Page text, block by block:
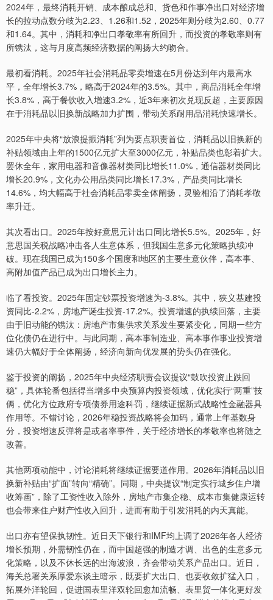
2024年，最终消耗开销、成本酿成总和、货色和作事净出口对经济增
长的拉动点数分歧为2.23、1.26和1.52，2025年则分歧为2.60、0.77
和1.64。其中，消耗和净出口孝敬率有所回升，而投资的孝敬率则有
所镌汰，这与月度高频经济数据的阐扬大约吻合。
最初看消耗。2025年社会消耗品零卖增速在5月份达到年内最高水
平，全年增长3.7%，略高于2024年的3.5%。其中，商品消耗全年增
长3.8%，高于餐饮收入增速3.2%，近3年来初次兑现反超，主要原因
在于消耗品以旧换新战略加力扩围，带动关系耐用品消耗快速增长。
2025年中央将“放浪提振消耗”列为要点职责首位，消耗品以旧换新的
补贴领域由上年的1500亿元扩大至3000亿元，补贴品类也彰着扩大。
罢休全年，家用电器和音像器材类同比增长11.0%，通信器材类同比
增长20.9%，文化办公用品类同比增长17.3%，产品类同比增长
14.6%，均大幅高于社会消耗品零卖全体阐扬，灵验相沿了消耗孝敬
率升迁。
其次看出口。2025年按好意思元计出口同比增长5.5%。2025年，好
意思国关税战略冲击各人生意体系，但我国生意多元化策略执续冲
破。现在我国已成为150多个国度和地区的主要生意伙伴，高本事、
高附加值产品已成为出口增长主力。
临了看投资。2025年固定钞票投资增速为-3.8%。其中，狭义基建投
资同比-2.2%，房地产诞生投资-17.2%。投资增速的执续回落，主要
由于旧动能的镌汰：房地产市集供求关系发生要紧变化，同期一些方
位化债仍在进行中。与此同期，高本事制造业、高本事作事业投资增
速仍大幅好于全体阐扬，经济向新向优发展的势头仍在强化。
鉴于投资的阐扬，2025年中央经济职责会议提议“鼓吹投资止跌回
稳”，具体轮番包括得当增多中央预算内投资领域，优化实行“两重”技
俩，优化方位政府专项债券用途科罚，继续证据新式战略性金融器具
作用等。不错讨论，2026年稳投资战略将会加码，通常上年基数身
分，投资增速反弹将是或者率事件，关于经济增长的孝敬率也将随之
改善。
其他两项动能中，讨论消耗将继续证据要道作用。2026年消耗品以旧
换新补贴由“扩面”转向“精确”。同期，中央提议“制定实行城乡住户增
收筹画”，除了工资性收入除外，房地产市集企稳、成本市集健康运转
也会带来住户财产性收入回升，进而有助于引发消耗的内天真能。
出口亦有望保执韧性。近日天下银行和IMF均上调了2026年各人经济
增长预期，外需韧性仍在，而中国超强的制造才调、出色的生意多元
化策略，以及不休长远的出海波浪，齐会带动关系产品出口。近日，
海关总署关系厚爱东谈主暗示，既要扩大出口、也要收敛扩猛入口，
拓展外洋轮回，促进国表里洋双轮回愈加流畅、表里贸一体化更好发